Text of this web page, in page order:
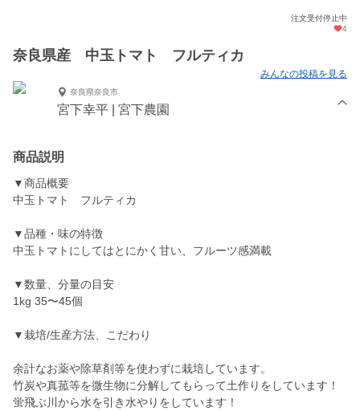
注文受付停止中
4
奈良県産 中玉トマト フルティカ
みんなの投稿を見る
奈良県奈良市
宮下幸平 | 宮下農園
商品説明
▼商品概要
中玉トマト フルティカ
▼品種・味の特徴
中玉トマトにしてはとにかく甘い、フルーツ感満載
▼数量、分量の目安
1kg 35〜45個
▼栽培/生産方法、こだわり
余計なお薬や除草剤等を使わずに栽培しています。
竹炭や真菰等を微生物に分解してもらって土作りをしています！
蛍飛ぶ川から水を引き水やりをしています！